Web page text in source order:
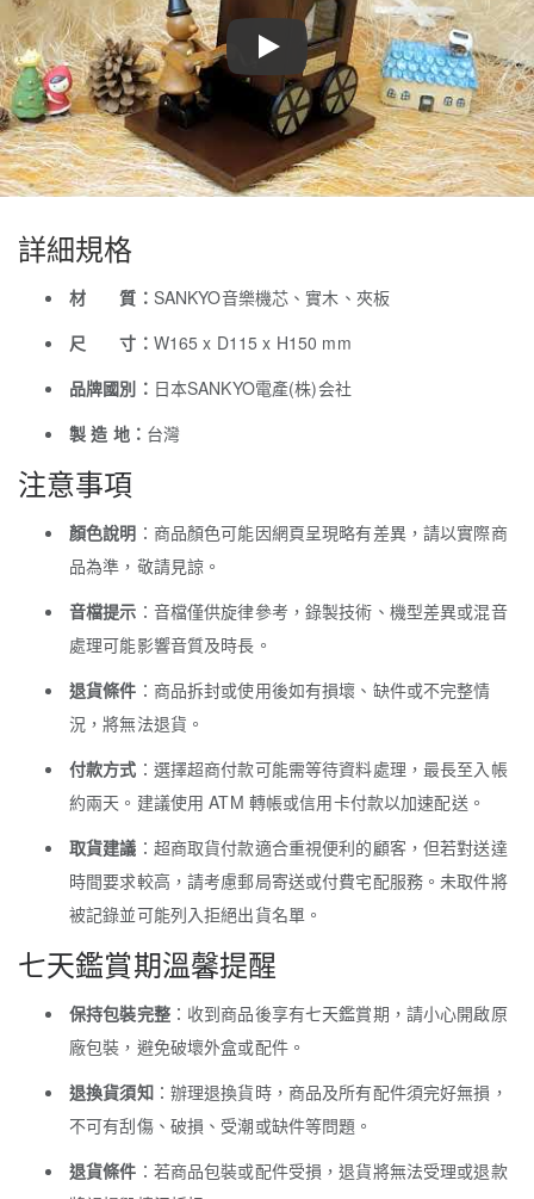
Play
詳細規格
材 質： SANKYO音樂機芯、實木、夾板
尺 寸： W165 x D115 x H150 mm
品牌國別： 日本SANKYO電產(株)会社
製 造 地： 台灣
注意事項
顏色說明 ：商品顏色可能因網頁呈現略有差異，請以實際商
品為準，敬請見諒。
音檔提示 ：音檔僅供旋律參考，錄製技術、機型差異或混音
處理可能影響音質及時長。
退貨條件 ：商品拆封或使用後如有損壞、缺件或不完整情
況，將無法退貨。
付款方式 ：選擇超商付款可能需等待資料處理，最長至入帳
約兩天。建議使用 ATM 轉帳或信用卡付款以加速配送。
取貨建議 ：超商取貨付款適合重視便利的顧客，但若對送達
時間要求較高，請考慮郵局寄送或付費宅配服務。未取件將
被記錄並可能列入拒絕出貨名單。
七天鑑賞期溫馨提醒
保持包裝完整：收到商品後享有七天鑑賞期，請小心開啟原
廠包裝，避免破壞外盒或配件。
退換貨須知：辦理退換貨時，商品及所有配件須完好無損，
不可有刮傷、破損、受潮或缺件等問題。
退貨條件 ：若商品包裝或配件受損，退貨將無法受理或退款